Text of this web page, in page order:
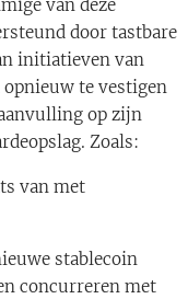
van deze
door tastbare
initiatieven van
opnieuw te vestigen
op zijn
Zoals:
van met
stablecoin
concurreren met